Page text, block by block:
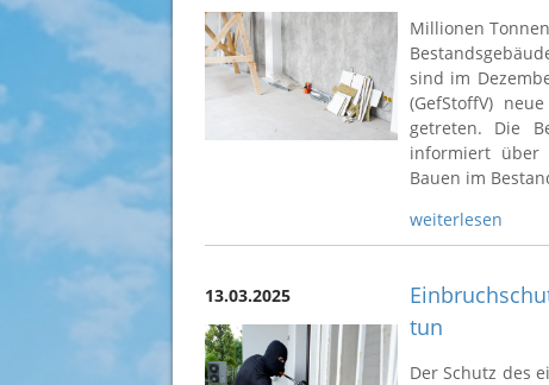
Millionen
sind im
(GefStoffV)
getreten. Die
informiert
Bauen im
weiterlesen
13.03.2025
tun
Der Schutz des